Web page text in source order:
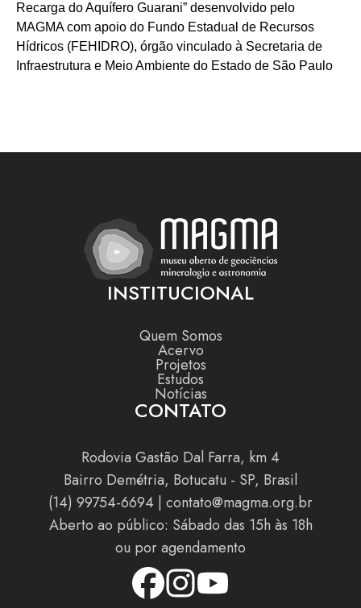
Recarga do Aquífero Guarani” desenvolvido pelo
MAGMA com apoio do Fundo Estadual de Recursos
Hídricos (FEHIDRO), órgão vinculado à Secretaria de
Infraestrutura e Meio Ambiente do Estado de São Paulo
INSTITUCIONAL
Quem Somos
Acervo
Projetos
Estudos
Notícias
CONTATO
Rodovia Gastão Dal Farra, km 4
Bairro Demétria, Botucatu - SP, Brasil
(14) 99754-6694 | contato@magma.org.br
Aberto ao público: Sábado das 15h às 18h
ou por agendamento